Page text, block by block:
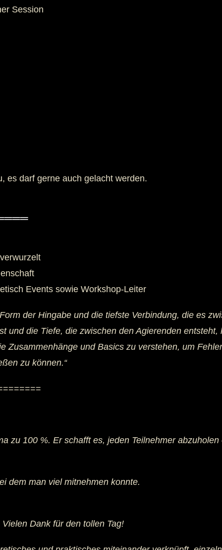
Session
es darf gerne auch gelacht werden.
Events sowie Workshop-Leiter
der Hingabe und die tiefste Verbindung, die es
und die Tiefe, die zwischen den Agierenden
Zusammenhänge und Basics zu verstehen, um
zu können.“
zu 100 %. Er schafft es, jeden Teilnehmer
dem man viel mitnehmen konnte.
Dank für den tollen Tag!